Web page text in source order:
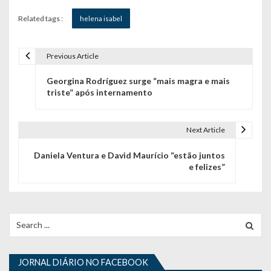
Related tags : helena isabel
ã
o
d
Previous Article
Georgina Rodríguez surge “mais magra e mais
triste” após internamento
Next Article
Daniela Ventura e David Maurício “estão juntos
e felizes”
for:
JORNAL DIÁRIO NO FACEBOOK